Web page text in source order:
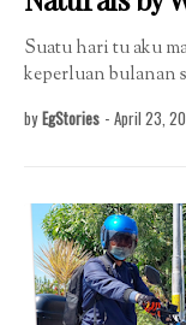
Suatu hari tu aku
keperluan bulanan
by EgStories - April 23,